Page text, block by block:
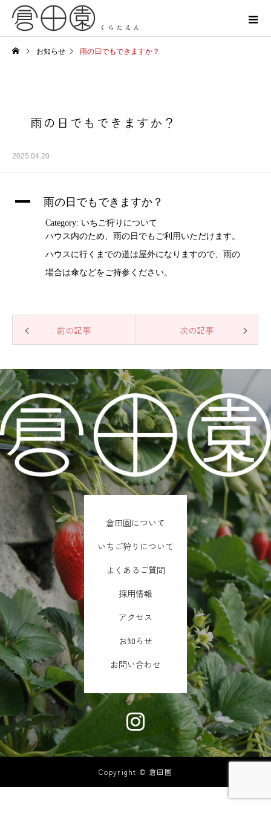
お知らせ 雨の日でもできますか？
雨の日でもできますか？
2025.04.20
A 雨の日でもできますか？
Category: いちご狩りについて
ハウス内のため、雨の日でもご利用いただけます。
ハウスに行くまでの道は屋外になりますので、雨の
場合は傘などをご持参ください。
前の記事 次の記事
倉田園について
いちご狩りについて
よくあるご質問
採用情報
アクセス
お知らせ
お問い合わせ
Copyright © 倉田園